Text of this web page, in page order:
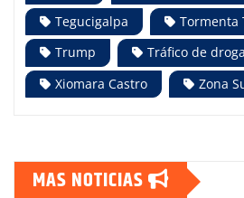
Tegucigalpa
Tormenta
Trump
Tráfico de
Xiomara Castro
Zona
MAS NOTICIAS